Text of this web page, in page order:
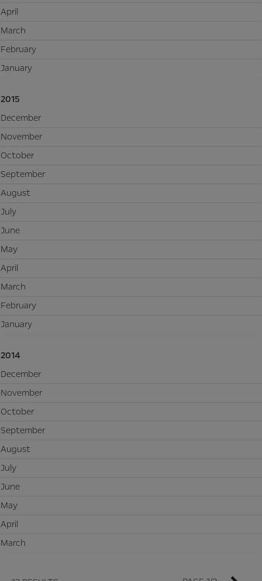
April
March
February
January
2015
December
November
October
September
August
July
June
May
April
March
February
January
2014
December
November
October
September
August
July
June
May
April
March